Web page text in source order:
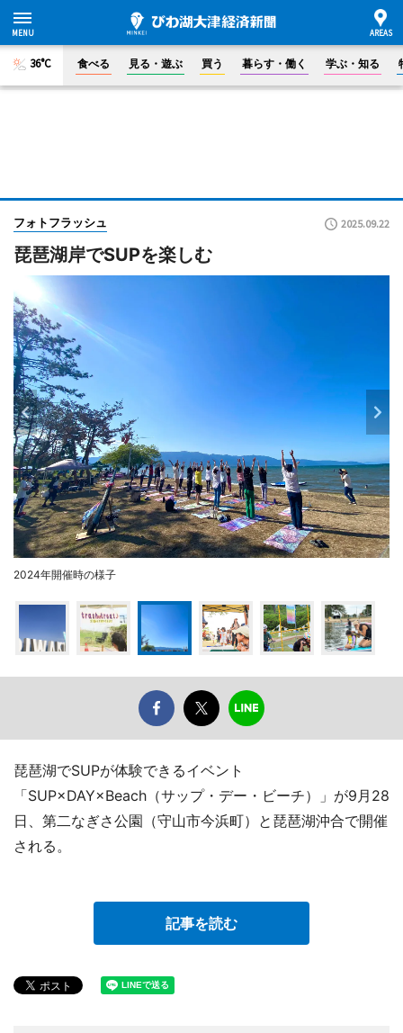
36°C 食べる 見る・遊ぶ 買う 暮らす・働く 学ぶ・知る
フォトフラッシュ 2025.09.22
琵琶湖岸でSUPを楽しむ
2024年開催時の様子
琵琶湖でSUPが体験できるイベント
「SUP×DAY×Beach（サップ・デー・ビーチ）」が9月28
日、第二なぎさ公園（守山市今浜町）と琵琶湖沖合で開催
される。
記事を読む